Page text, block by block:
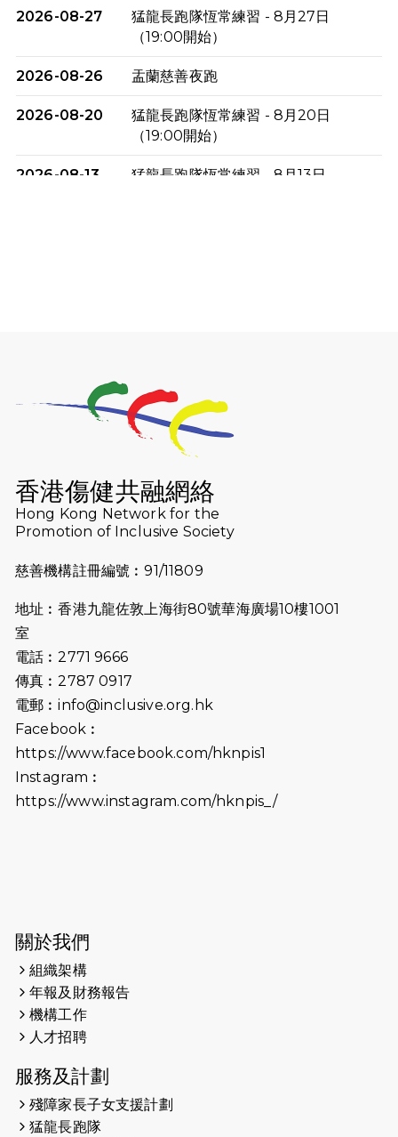
2026-08-27
猛龍長跑隊恆常練習 - 8月27日
（19:00開始）
2026-08-26 盂蘭慈善夜跑
2026-08-20
猛龍長跑隊恆常練習 - 8月20日
（19:00開始）
2026-08-13
猛龍長跑隊恆常練習 - 8月13日
2026-07-23
猛龍長跑隊恆常練習 - 7月23日
（19:00開始）
猛龍長跑隊恆常練習 - 7月16日
2026-07-10
【猛龍戈壁118公里分享暨香港傷健共
融網絡15周年晚宴】
2026-07-09
猛龍長跑隊恆常練習 - 7月9日（19:00
2026-07-02
2026-06-25
（19:00開始）
2026-06-18
猛龍長跑隊恆常練習 - 6月18日
2026-06-11
猛龍長跑隊恆常練習 - 6月11日（19:00
2026-05-22
2026-05-21
2026-05-14
（19:00開始）
香港傷健共融網絡
Hong Kong Network for the
Promotion of Inclusive Society
慈善機構註冊編號︰91/11809
地址︰香港九龍佐敦上海街80號華海廣場10樓1001
室
電話︰2771 9666
傳真︰2787 0917
電郵︰info@inclusive.org.hk
Facebook︰
https://www.facebook.com/hknpis1
Instagram︰
https://www.instagram.com/hknpis_/
關於我們
組織架構
年報及財務報告
機構工作
人才招聘
服務及計劃
殘障家長子女支援計劃
猛龍長跑隊